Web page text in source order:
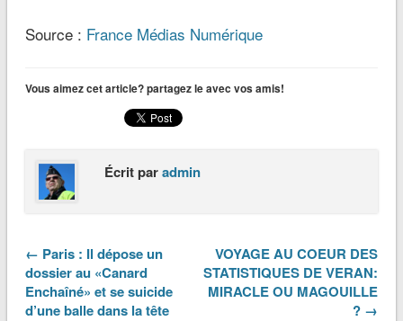
Source : France Médias Numérique
Vous aimez cet article? partagez le avec vos amis!
Écrit paradmin
← Paris : Il dépose un
dossier au «Canard
Enchaîné» et se suicide
d’une balle dans la tête
VOYAGE AU COEUR DES
STATISTIQUES DE VERAN:
MIRACLE OU MAGOUILLE
? →